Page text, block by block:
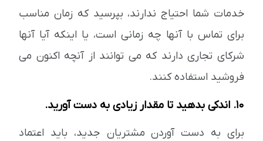
خدمات شما احتیاج ندارند، بپرسید که زمان مناسب
برای تماس با آنها چه زمانی است، یا اینکه آیا آنها
شرکای تجاری دارند که می توانند از آنچه اکنون می
فروشید استفاده کنند.
۱۰. اندکی بدهید تا مقدار زیادی به دست آورید.
برای به دست آوردن مشتریان جدید، باید اعتماد